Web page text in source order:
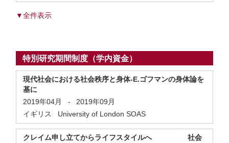
▼全件表示
特別研究期間制度（学内資金）
現代社会における社会秩序と身体-E.ゴフマンの身体論を
基に
2019年04月
-
2019年09月
イギリス University of London SOAS
クレイム申し立てからライフスタイルへ 社会